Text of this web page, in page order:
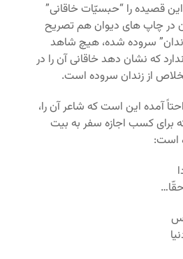
قصیده را “حبسیّات خاقانی”
در چاپ های دیوان هم تصریح
سروده شده، هیچ شاهد
که نشان دهد خاقانی آن را در
از زندان سروده است.
آمده این است که شاعر آن را،
که برای کسب اجازه سفر به بیت
است: